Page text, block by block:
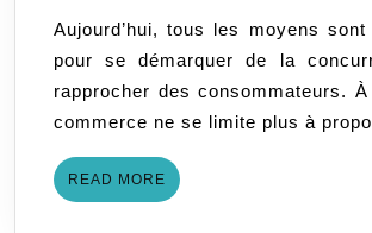
ce
que
c’est
?
Aujourd’hui, tous les moyens sont à envisager
pour se démarquer de la
rapprocher des consommateurs.
commerce ne se limite plus à
READ MORE READ
MORE